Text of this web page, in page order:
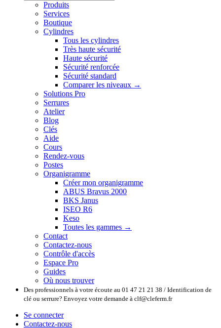
Produits
Services
Boutique
Cylindres
Tous les cylindres
Très haute sécurité
Haute sécurité
Sécurité renforcée
Sécurité standard
Comparer les niveaux →
Solutions Pro
Serrures
Atelier
Blog
Clés
Aide
Cours
Rendez-vous
Postes
Organigramme
Créer mon organigramme
ABUS Bravus 2000
BKS Janus
ISEO R6
Keso
Toutes les gammes →
Contact
Contactez-nous
Contrôle d'accès
Espace Pro
Guides
Où nous trouver
Des professionnels à votre écoute au 01 47 21 21 38 / Identification de
clé ou serrure? Envoyez votre demande à clf@cleferm.fr
Se connecter
Contactez-nous